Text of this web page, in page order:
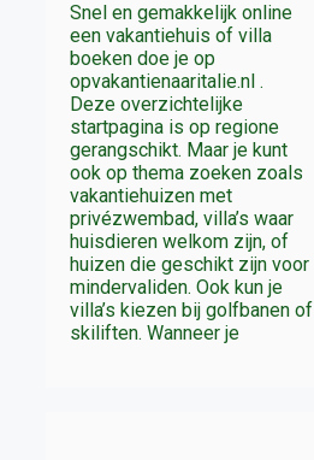
Snel en gemakkelijk online
een vakantiehuis of villa
boeken doe je op
opvakantienaaritalie.nl .
Deze overzichtelijke
startpagina is op regione
gerangschikt. Maar je kunt
ook op thema zoeken zoals
vakantiehuizen met
privézwembad, villa’s waar
huisdieren welkom zijn, of
huizen die geschikt zijn voor
mindervaliden. Ook kun je
villa’s kiezen bij golfbanen of
skiliften. Wanneer je